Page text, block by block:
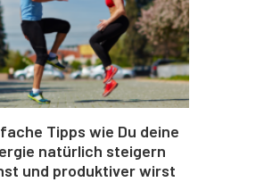
Tipps wie Du deine
natürlich steigern
und produktiver wirst